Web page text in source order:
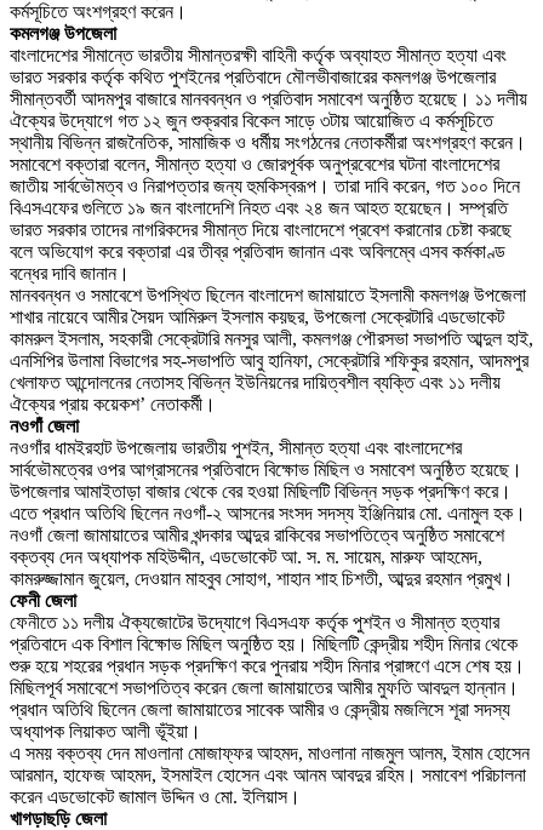
কর্মসূচিতে অংশগ্রহণ করেন।
কমলগঞ্জ উপজেলা
বাংলাদেশের সীমান্তে ভারতীয় সীমান্তরক্ষী বাহিনী কর্তৃক অব্যাহত সীমান্ত হত্যা এবং
ভারত সরকার কর্তৃক কথিত পুশইনের প্রতিবাদে মৌলভীবাজারের কমলগঞ্জ উপজেলার
সীমান্তবর্তী আদমপুর বাজারে মানববন্ধন ও প্রতিবাদ সমাবেশ অনুষ্ঠিত হয়েছে। ১১ দলীয়
ঐক্যের উদ্যোগে গত ১২ জুন শুক্রবার বিকেল সাড়ে ৩টায় আয়োজিত এ কর্মসূচিতে
স্থানীয় বিভিন্ন রাজনৈতিক, সামাজিক ও ধর্মীয় সংগঠনের নেতাকর্মীরা অংশগ্রহণ করেন।
সমাবেশে বক্তারা বলেন, সীমান্ত হত্যা ও জোরপূর্বক অনুপ্রবেশের ঘটনা বাংলাদেশের
জাতীয় সার্বভৌমত্ব ও নিরাপত্তার জন্য হুমকিস্বরূপ। তারা দাবি করেন, গত ১০০ দিনে
বিএসএফের গুলিতে ১৯ জন বাংলাদেশি নিহত এবং ২৪ জন আহত হয়েছেন। সম্প্রতি
ভারত সরকার তাদের নাগরিকদের সীমান্ত দিয়ে বাংলাদেশে প্রবেশ করানোর চেষ্টা করছে
বলে অভিযোগ করে বক্তারা এর তীব্র প্রতিবাদ জানান এবং অবিলম্বে এসব কর্মকাণ্ড
বন্ধের দাবি জানান।
মানববন্ধন ও সমাবেশে উপস্থিত ছিলেন বাংলাদেশ জামায়াতে ইসলামী কমলগঞ্জ উপজেলা
শাখার নায়েবে আমীর সৈয়দ আমিরুল ইসলাম কয়ছর, উপজেলা সেক্রেটারি এডভোকেট
কামরুল ইসলাম, সহকারী সেক্রেটারি মনসুর আলী, কমলগঞ্জ পৌরসভা সভাপতি আব্দুল হাই,
এনসিপির উলামা বিভাগের সহ-সভাপতি আবু হানিফা, সেক্রেটারি শফিকুর রহমান, আদমপুর
খেলাফত আন্দোলনের নেতাসহ বিভিন্ন ইউনিয়নের দায়িত্বশীল ব্যক্তি এবং ১১ দলীয়
ঐক্যের প্রায় কয়েকশ’ নেতাকর্মী।
নওগাঁ জেলা
নওগাঁর ধামইরহাট উপজেলায় ভারতীয় পুশইন, সীমান্ত হত্যা এবং বাংলাদেশের
সার্বভৌমত্বের ওপর আগ্রাসনের প্রতিবাদে বিক্ষোভ মিছিল ও সমাবেশ অনুষ্ঠিত হয়েছে।
উপজেলার আমাইতাড়া বাজার থেকে বের হওয়া মিছিলটি বিভিন্ন সড়ক প্রদক্ষিণ করে।
এতে প্রধান অতিথি ছিলেন নওগাঁ-২ আসনের সংসদ সদস্য ইঞ্জিনিয়ার মো. এনামুল হক।
নওগাঁ জেলা জামায়াতের আমীর খন্দকার আব্দুর রাকিবের সভাপতিত্বে অনুষ্ঠিত সমাবেশে
বক্তব্য দেন অধ্যাপক মহিউদ্দীন, এডভোকেট আ. স. ম. সায়েম, মারুফ আহমেদ,
কামরুজ্জামান জুয়েল, দেওয়ান মাহবুব সোহাগ, শাহান শাহ চিশতী, আব্দুর রহমান প্রমুখ।
ফেনী জেলা
ফেনীতে ১১ দলীয় ঐক্যজোটের উদ্যোগে বিএসএফ কর্তৃক পুশইন ও সীমান্ত হত্যার
প্রতিবাদে এক বিশাল বিক্ষোভ মিছিল অনুষ্ঠিত হয়। মিছিলটি কেন্দ্রীয় শহীদ মিনার থেকে
শুরু হয়ে শহরের প্রধান সড়ক প্রদক্ষিণ করে পুনরায় শহীদ মিনার প্রাঙ্গণে এসে শেষ হয়।
মিছিলপূর্ব সমাবেশে সভাপতিত্ব করেন জেলা জামায়াতের আমীর মুফতি আবদুল হান্নান।
প্রধান অতিথি ছিলেন জেলা জামায়াতের সাবেক আমীর ও কেন্দ্রীয় মজলিসে শূরা সদস্য
অধ্যাপক লিয়াকত আলী ভূঁইয়া।
এ সময় বক্তব্য দেন মাওলানা মোজাফ্ফর আহমদ, মাওলানা নাজমুল আলম, ইমাম হোসেন
আরমান, হাফেজ আহমদ, ইসমাইল হোসেন এবং আনম আবদুর রহিম। সমাবেশ পরিচালনা
করেন এডভোকেট জামাল উদ্দিন ও মো. ইলিয়াস।
খাগড়াছড়ি জেলা